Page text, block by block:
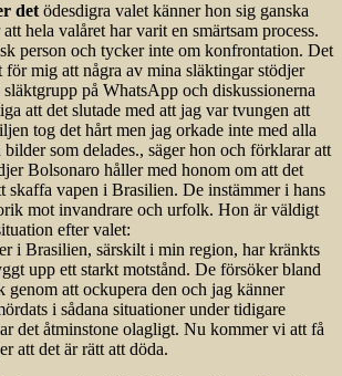
det ödesdigra valet känner hon sig ganska
hela valåret har varit en smärtsam process.
person och tycker inte om konfrontation. Det
mig att några av mina släktingar stödjer
på WhatsApp och diskussionerna
att det slutade med att jag var tvungen att
tog det hårt men jag orkade inte med alla
som delades., säger hon och förklarar att
Bolsonaro håller med honom om att det
skaffa vapen i Brasilien. De instämmer i hans
mot invandrare och urfolk. Hon är väldigt
efter valet:
i Brasilien, särskilt i min region, har kränkts
upp ett starkt motstånd. De försöker bland
genom att ockupera den och jag känner
i sådana situationer under tidigare
det åtminstone olagligt. Nu kommer vi att få
att det är rätt att döda.